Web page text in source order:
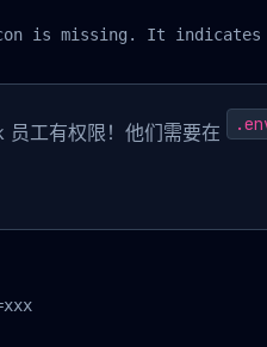
is missing. It indicates
工有权限！他们需要在